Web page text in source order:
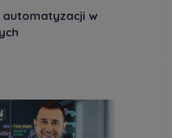
automatyzacji w